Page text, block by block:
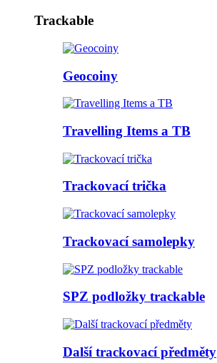
Trackable
Geocoiny
Travelling Items a TB
Trackovací trička
Trackovací samolepky
SPZ podložky trackable
Další trackovací předměty